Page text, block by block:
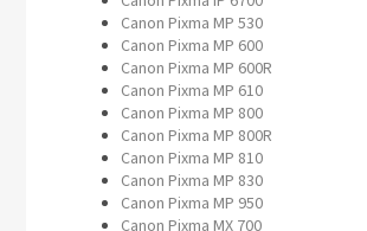
Canon Pixma MP 530
Canon Pixma MP 600
Canon Pixma MP 600R
Canon Pixma MP 610
Canon Pixma MP 800
Canon Pixma MP 800R
Canon Pixma MP 810
Canon Pixma MP 830
Canon Pixma MP 950